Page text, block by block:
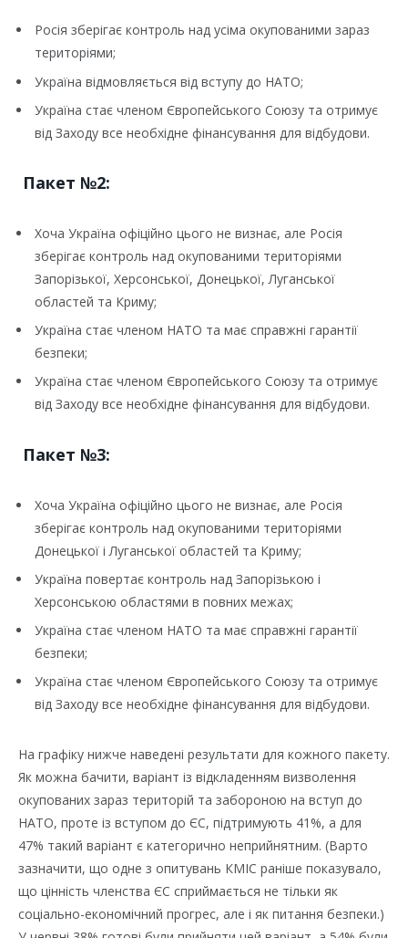
Росія зберігає контроль над усіма окупованими зараз
територіями;
Україна відмовляється від вступу до НАТО;
Україна стає членом Європейського Союзу та отримує
від Заходу все необхідне фінансування для відбудови.
Пакет №2:
Хоча Україна офіційно цього не визнає, але Росія
зберігає контроль над окупованими територіями
Запорізької, Херсонської, Донецької, Луганської
областей та Криму;
Україна стає членом НАТО та має справжні гарантії
безпеки;
Україна стає членом Європейського Союзу та отримує
від Заходу все необхідне фінансування для відбудови.
Пакет №3:
Хоча Україна офіційно цього не визнає, але Росія
зберігає контроль над окупованими територіями
Донецької і Луганської областей та Криму;
Україна повертає контроль над Запорізькою і
Херсонською областями в повних межах;
Україна стає членом НАТО та має справжні гарантії
безпеки;
Україна стає членом Європейського Союзу та отримує
від Заходу все необхідне фінансування для відбудови.
На графіку нижче наведені результати для кожного пакету.
Як можна бачити, варіант із відкладенням визволення
окупованих зараз територій та забороною на вступ до
НАТО, проте із вступом до ЄС, підтримують 41%, а для
47% такий варіант є категорично неприйнятним. (Варто
зазначити, що одне з опитувань КМІС раніше показувало,
що цінність членства ЄС сприймається не тільки як
соціально-економічний прогрес, але і як питання безпеки.)